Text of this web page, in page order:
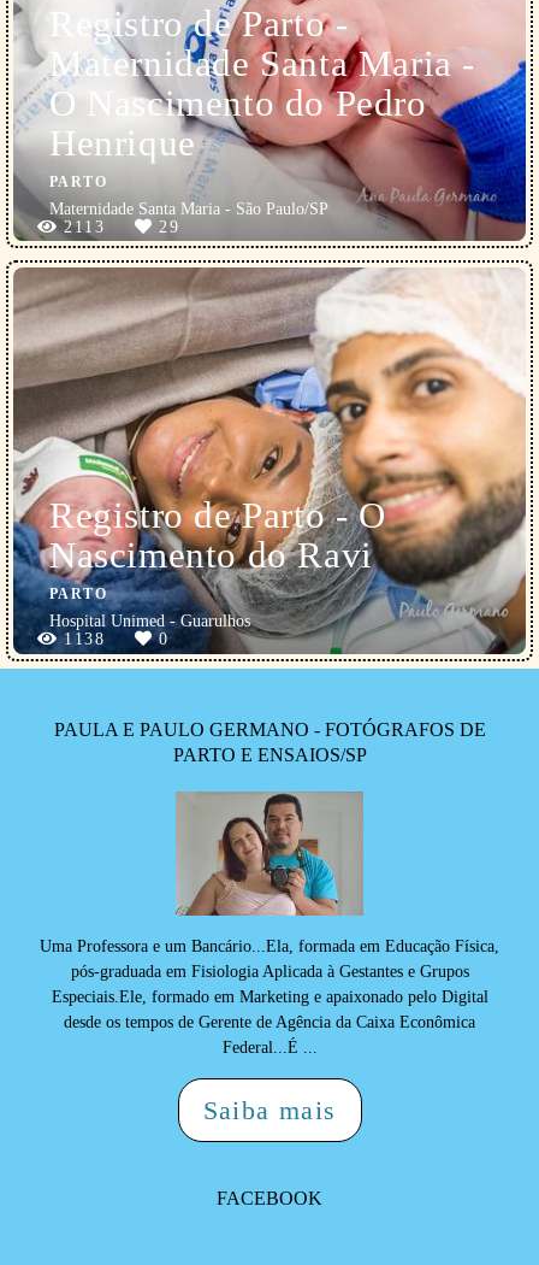
Registro de Parto -
Maternidade Santa Maria -
O Nascimento do Pedro
Henrique
PARTO
Maternidade Santa Maria - São Paulo/SP
2113
29
Registro de Parto - O
Nascimento do Ravi
PARTO
Hospital Unimed - Guarulhos
1138
0
PAULA E PAULO GERMANO - FOTÓGRAFOS DE
PARTO E ENSAIOS/SP
Uma Professora e um Bancário...Ela, formada em Educação Física,
pós-graduada em Fisiologia Aplicada à Gestantes e Grupos
Especiais.Ele, formado em Marketing e apaixonado pelo Digital
desde os tempos de Gerente de Agência da Caixa Econômica
Federal...É ...
Saiba mais
FACEBOOK